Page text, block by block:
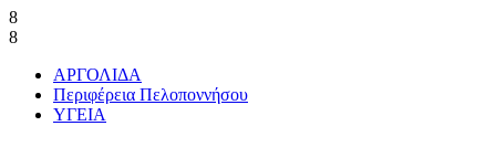
8
8
ΑΡΓΟΛΙΔΑ
Περιφέρεια Πελοποννήσου
ΥΓΕΙΑ